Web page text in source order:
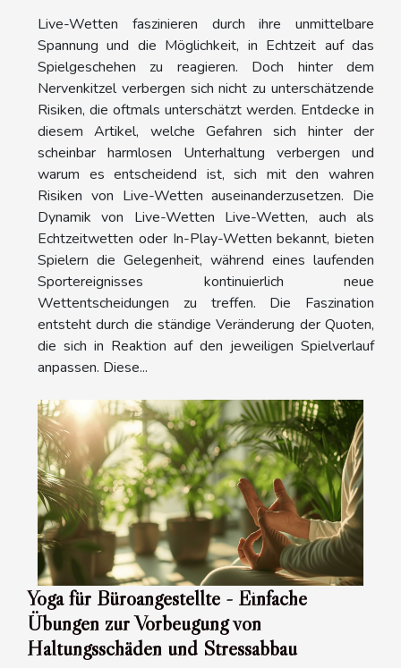
Live-Wetten faszinieren durch ihre unmittelbare
Spannung und die Möglichkeit, in Echtzeit auf das
Spielgeschehen zu reagieren. Doch hinter dem
Nervenkitzel verbergen sich nicht zu unterschätzende
Risiken, die oftmals unterschätzt werden. Entdecke in
diesem Artikel, welche Gefahren sich hinter der
scheinbar harmlosen Unterhaltung verbergen und
warum es entscheidend ist, sich mit den wahren
Risiken von Live-Wetten auseinanderzusetzen. Die
Dynamik von Live-Wetten Live-Wetten, auch als
Echtzeitwetten oder In-Play-Wetten bekannt, bieten
Spielern die Gelegenheit, während eines laufenden
Sportereignisses kontinuierlich neue
Wettentscheidungen zu treffen. Die Faszination
entsteht durch die ständige Veränderung der Quoten,
die sich in Reaktion auf den jeweiligen Spielverlauf
anpassen. Diese...
Yoga für Büroangestellte - Einfache
Übungen zur Vorbeugung von
Haltungsschäden und Stressabbau